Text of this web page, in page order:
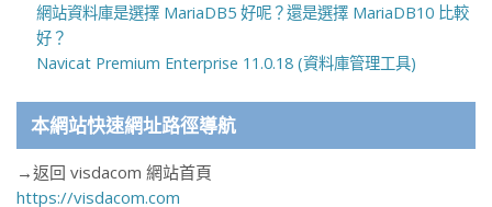
網站資料庫是選擇 MariaDB5 好呢？還是選擇 MariaDB10 比較
好？
Navicat Premium Enterprise 11.0.18 (資料庫管理工具)
本網站快速網址路徑導航
→返回 visdacom 網站首頁
https://visdacom.com